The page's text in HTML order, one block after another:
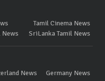
Tamil Cinema News
News SriLanka Tamil News
News
Germany News